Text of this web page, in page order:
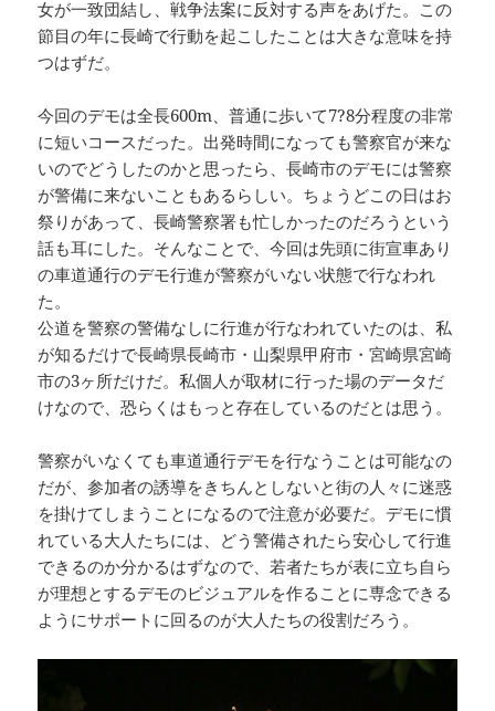
女が一致団結し、戦争法案に反対する声をあげた。この
節目の年に長崎で行動を起こしたことは大きな意味を持
つはずだ。
今回のデモは全長600m、普通に歩いて7?8分程度の非常
に短いコースだった。出発時間になっても警察官が来な
いのでどうしたのかと思ったら、長崎市のデモには警察
が警備に来ないこともあるらしい。ちょうどこの日はお
祭りがあって、長崎警察署も忙しかったのだろうという
話も耳にした。そんなことで、今回は先頭に街宣車あり
の車道通行のデモ行進が警察がいない状態で行なわれ
た。
公道を警察の警備なしに行進が行なわれていたのは、私
が知るだけで長崎県長崎市・山梨県甲府市・宮崎県宮崎
市の3ヶ所だけだ。私個人が取材に行った場のデータだ
けなので、恐らくはもっと存在しているのだとは思う。
警察がいなくても車道通行デモを行なうことは可能なの
だが、参加者の誘導をきちんとしないと街の人々に迷惑
を掛けてしまうことになるので注意が必要だ。デモに慣
れている大人たちには、どう警備されたら安心して行進
できるのか分かるはずなので、若者たちが表に立ち自ら
が理想とするデモのビジュアルを作ることに専念できる
ようにサポートに回るのが大人たちの役割だろう。